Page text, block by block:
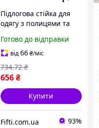
Підлогова стійка для
одягу з полицями та
см
Готово до відправки
від66 ₴/міс
656 ₴
734.72 ₴
Купити
Fifti.com.ua 93%